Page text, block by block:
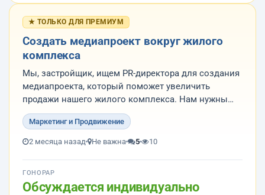
★ ТОЛЬКО ДЛЯ ПРЕМИУМ
Создать медиапроект вокруг жилого
комплекса
Мы, застройщик, ищем PR-директора для создания
медиапроекта, который поможет увеличить
продажи нашего жилого комплекса. Нам нужны
креативные специалисты, такие как продюсеры и
PR-директора, которые имеют опыт в организации
мероприятий, создании вирусных проектов и
Маркетинг и Продвижение
2 месяца назад Не важна 5 10
ГОНОРАР
Обсуждается индивидуально